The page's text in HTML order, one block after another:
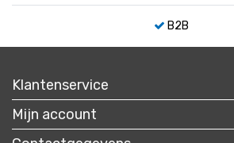
B2B
Klantenservice
Mijn account